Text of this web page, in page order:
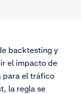
backtesting y
el impacto de
para el tráfico
la regla se